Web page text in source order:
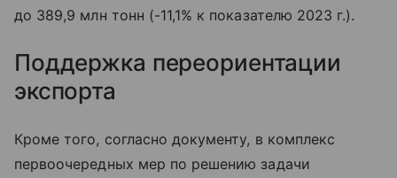
до 389,9 млн тонн (-11,1% к показателю 2023 г.).
Поддержка переориентации
экспорта
Кроме того, согласно документу, в комплекс
первоочередных мер по решению задачи